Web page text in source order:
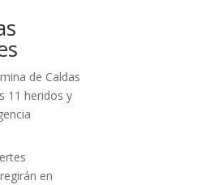
de Caldas
11 heridos y
en